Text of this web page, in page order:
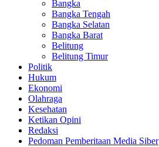
Bangka
Bangka Tengah
Bangka Selatan
Bangka Barat
Belitung
Belitung Timur
Politik
Hukum
Ekonomi
Olahraga
Kesehatan
Ketikan Opini
Redaksi
Pedoman Pemberitaan Media Siber